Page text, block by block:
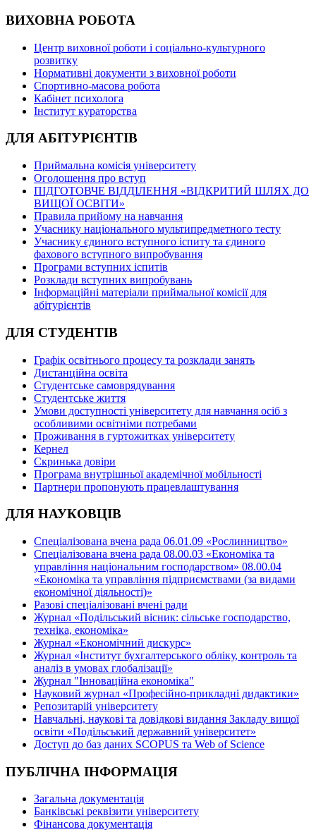
ВИХОВНА РОБОТА
Центр виховної роботи і соціально-культурного
розвитку
Нормативні документи з виховної роботи
Спортивно-масова робота
Кабінет психолога
Інститут кураторства
ДЛЯ АБІТУРІЄНТІВ
Приймальна комісія університету
Оголошення про вступ
ПІДГОТОВЧЕ ВІДДІЛЕННЯ «ВІДКРИТИЙ ШЛЯХ ДО
ВИЩОЇ ОСВІТИ»
Правила прийому на навчання
Учаснику національного мультипредметного тесту
Учаснику єдиного вступного іспиту та єдиного
фахового вступного випробування
Програми вступних іспитів
Розклади вступних випробувань
Інформаційні матеріали приймальної комісії для
абітурієнтів
ДЛЯ СТУДЕНТІВ
Графік освітнього процесу та розклади занять
Дистанційна освіта
Студентське самоврядування
Студентське життя
Умови доступності університету для навчання осіб з
особливими освітніми потребами
Проживання в гуртожитках університету
Кернел
Скринька довіри
Програма внутрішньої академічної мобільності
Партнери пропонують працевлаштування
ДЛЯ НАУКОВЦІВ
Спеціалізована вчена рада 06.01.09 «Рослинництво»
Спеціалізована вчена рада 08.00.03 «Економіка та
управління національним господарством» 08.00.04
«Економіка та управління підприємствами (за видами
економічної діяльності)»
Разові спеціалізовані вчені ради
Журнал «Подільський вісник: сільське господарство,
техніка, економіка»
Журнал «Економічний дискурс»
Журнал «Інститут бухгалтерського обліку, контроль та
аналіз в умовах глобалізації»
Журнал "Інноваційна економіка"
Науковий журнал «Професійно-прикладні дидактики»
Репозитарій університету
Навчальні, наукові та довідкові видання Закладу вищої
освіти «Подільський державний університет»
Доступ до баз даних SCOPUS та Web of Science
ПУБЛІЧНА ІНФОРМАЦІЯ
Загальна документація
Банківські реквізити університету
Фінансова документація